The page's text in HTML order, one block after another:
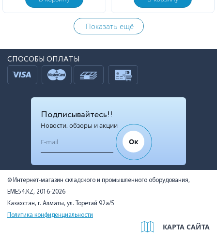
Показать ещё
СПОСОБЫ ОПЛАТЫ
Подписывайтесь!!
Новости, обзоры и акции
Ок
© Интернет-магазин складского и промышленного оборудования,
EME54.KZ, 2016-2026
Казахстан, г. Алматы, ул. Торетай 92а/5
Политика конфиденциальности
КАРТА САЙТА